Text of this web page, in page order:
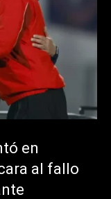
en
al fallo